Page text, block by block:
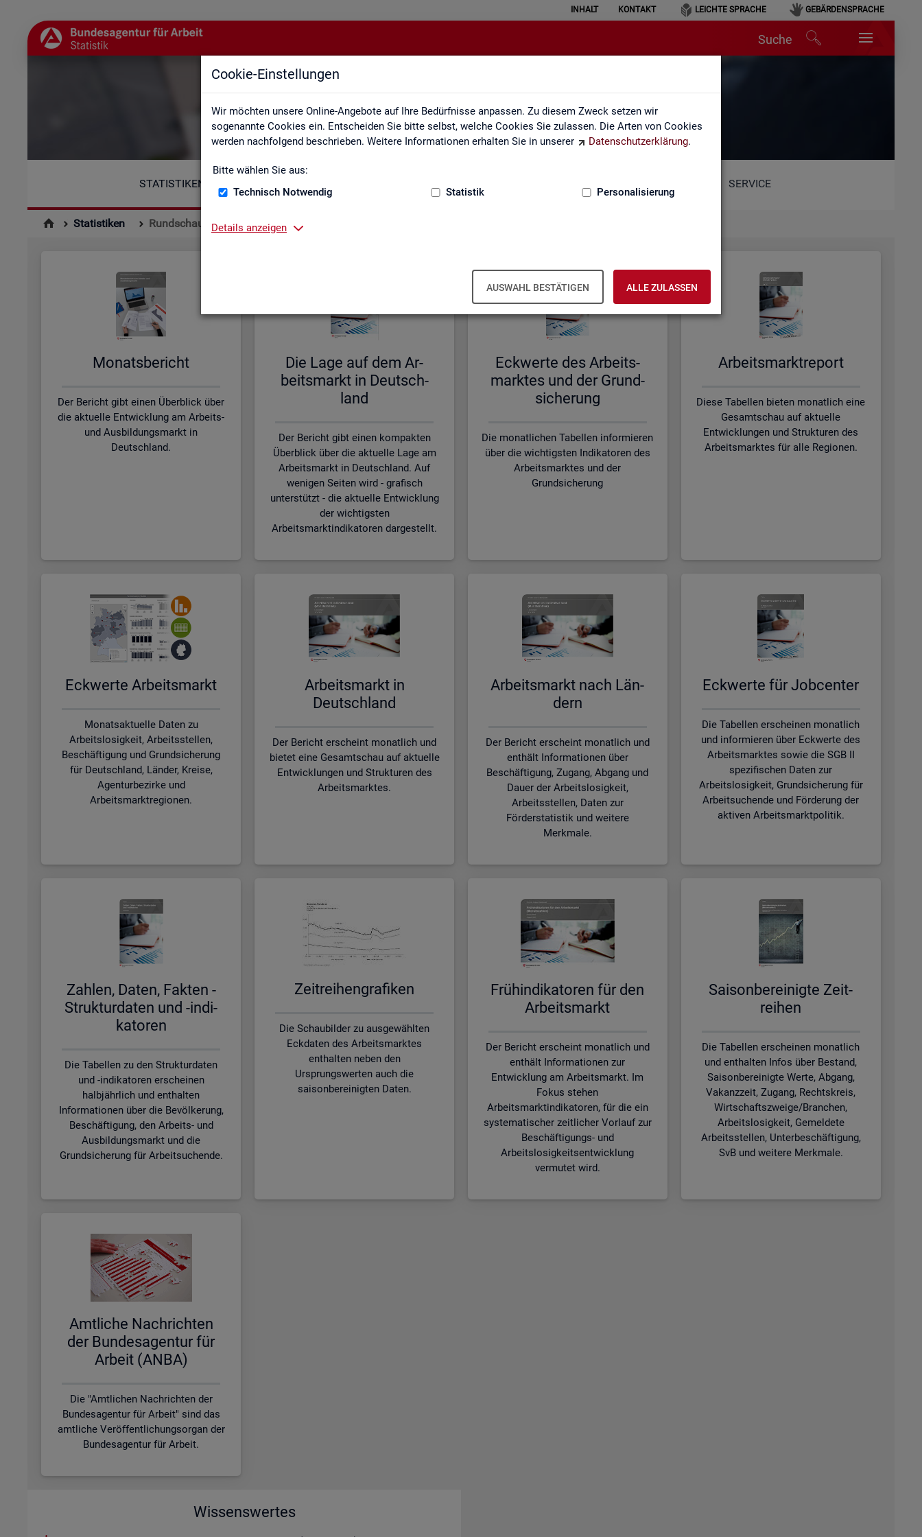
Cookie-Einstellungen
Wir möchten unsere Online-Angebote auf Ihre Bedürfnisse anpassen. Zu diesem Zweck setzen wir
sogenannte Cookies ein. Entscheiden Sie bitte selbst, welche Cookies Sie zulassen. Die Arten von Cookies
werden nachfolgend beschrieben. Weitere Informationen erhalten Sie in unserer
Datenschutzerklärung.
Bitte wählen Sie aus:
Technisch Notwendig
Statistik Personalisierung
Details anzeigen
AUSWAHL BESTÄTIGEN ALLE ZULASSEN
INHALT KONTAKT LEICHTE SPRACHE GEBÄRDENSPRACHE
Suche
Rundschau Arbeitsmarkt
STATISTIKEN SERVICE
Statistiken Rundschau Arbeitsmarkt
Mo­nats­be­richt
Der Bericht gibt einen Überblick über
die aktuelle Entwicklung am Arbeits-
und Ausbildungsmarkt in
Deutschland.
Die Lage auf dem Ar­
beits­markt in Deutsch­
land
Der Bericht gibt einen kompakten
Überblick über die aktuelle Lage am
Arbeitsmarkt in Deutschland. Auf
wenigen Seiten wird - grafisch
unterstützt - die aktuelle Entwicklung
der wichtigsten
Arbeitsmarktindikatoren dargestellt.
Eck­wer­te des Ar­beits­
mark­tes und der Grund­
si­che­rung
Die monatlichen Tabellen informieren
über die wichtigsten Indikatoren des
Arbeitsmarktes und der
Grundsicherung
Ar­beits­markt­re­port
Diese Tabellen bieten monatlich eine
Gesamtschau auf aktuelle
Entwicklungen und Strukturen des
Arbeitsmarktes für alle Regionen.
Eck­wer­te Ar­beits­markt
Monatsaktuelle Daten zu
Arbeitslosigkeit, Arbeitsstellen,
Beschäftigung und Grundsicherung
für Deutschland, Länder, Kreise,
Agenturbezirke und
Arbeitsmarktregionen.
Ar­beits­markt in
Deutsch­land
Der Bericht erscheint monatlich und
bietet eine Gesamtschau auf aktuelle
Entwicklungen und Strukturen des
Arbeitsmarktes.
Ar­beits­markt nach Län­
dern
Der Bericht erscheint monatlich und
enthält Informationen über
Beschäftigung, Zugang, Abgang und
Dauer der Arbeitslosigkeit,
Arbeitsstellen, Daten zur
Förderstatistik und weitere
Merkmale.
Eck­wer­te für Job­cen­ter
Die Tabellen erscheinen monatlich
und informieren über Eckwerte des
Arbeitsmarktes sowie die SGB II
spezifischen Daten zur
Arbeitslosigkeit, Grundsicherung für
Arbeitsuchende und Förderung der
aktiven Arbeitsmarktpolitik.
Zah­len, Daten, Fak­ten -
Struk­tur­da­ten und -in­di­
ka­to­ren
Die Tabellen zu den Strukturdaten
und -indikatoren erscheinen
halbjährlich und enthalten
Informationen über die Bevölkerung,
Beschäftigung, den Arbeits- und
Ausbildungsmarkt und die
Grundsicherung für Arbeitsuchende.
Zeit­rei­hen­gra­fi­ken
Die Schaubilder zu ausgewählten
Eckdaten des Arbeitsmarktes
enthalten neben den
Ursprungswerten auch die
saisonbereinigten Daten.
Früh­in­di­ka­to­ren für den
Ar­beits­markt
Der Bericht erscheint monatlich und
enthält Informationen zur
Entwicklung am Arbeitsmarkt. Im
Fokus stehen
Arbeitsmarktindikatoren, für die ein
systematischer zeitlicher Vorlauf zur
Beschäftigungs- und
Arbeitslosigkeitsentwicklung
vermutet wird.
Sai­son­be­rei­nig­te Zeit­
rei­hen
Die Tabellen erscheinen monatlich
und enthalten Infos über Bestand,
Saisonbereinigte Werte, Abgang,
Vakanzzeit, Zugang, Rechtskreis,
Wirtschaftszweige/Branchen,
Arbeitslosigkeit, Gemeldete
Arbeitsstellen, Unterbeschäftigung,
SvB und weitere Merkmale.
Amt­li­che Nach­rich­ten
der Bun­des­agen­tur für
Ar­beit (ANBA)
Die "Amtlichen Nachrichten der
Bundesagentur für Arbeit" sind das
amtliche Veröffentlichungsorgan der
Bundesagentur für Arbeit.
Wissenswertes